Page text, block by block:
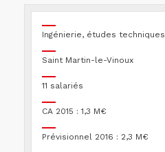
Ingénierie, études techniques
Saint Martin-le-Vinoux
11 salariés
CA 2015 : 1,3 M€
Prévisionnel 2016 : 2,3 M€